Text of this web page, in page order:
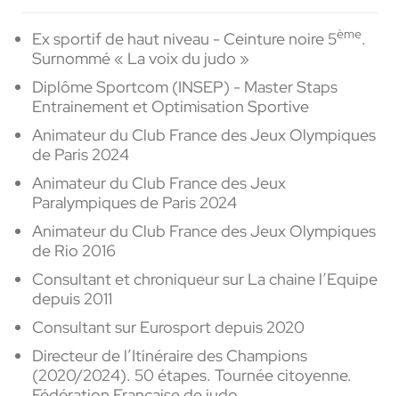
Ex sportif de haut niveau - Ceinture noire 5ème.
Surnommé « La voix du judo »
Diplôme Sportcom (INSEP) - Master Staps
Entrainement et Optimisation Sportive
Animateur du Club France des Jeux Olympiques
de Paris 2024
Animateur du Club France des Jeux
Paralympiques de Paris 2024
Animateur du Club France des Jeux Olympiques
de Rio 2016
Consultant et chroniqueur sur La chaine l’Equipe
depuis 2011
Consultant sur Eurosport depuis 2020
Directeur de l’Itinéraire des Champions
(2020/2024). 50 étapes. Tournée citoyenne.